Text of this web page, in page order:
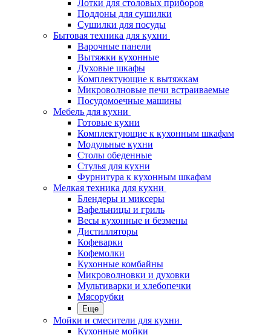
Лотки для столовых приборов
Поддоны для сушилки
Сушилки для посуды
Бытовая техника для кухни
Варочные панели
Вытяжки кухонные
Духовые шкафы
Комплектующие к вытяжкам
Микроволновые печи встраиваемые
Посудомоечные машины
Мебель для кухни
Готовые кухни
Комплектующие к кухонным шкафам
Модульные кухни
Столы обеденные
Стулья для кухни
Фурнитура к кухонным шкафам
Мелкая техника для кухни
Блендеры и миксеры
Вафельницы и гриль
Весы кухонные и безмены
Дистилляторы
Кофеварки
Кофемолки
Кухонные комбайны
Микроволновки и духовки
Мультиварки и хлебопечки
Мясорубки
Еще
Мойки и смесители для кухни
Кухонные мойки